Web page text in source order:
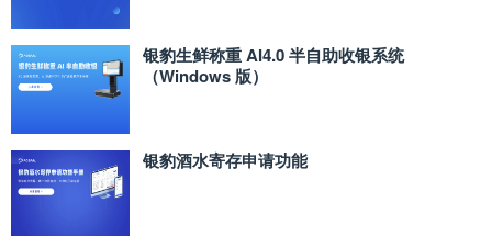
银豹生鲜称重 AI4.0 半自助收银系统
（Windows 版）
银豹酒水寄存申请功能